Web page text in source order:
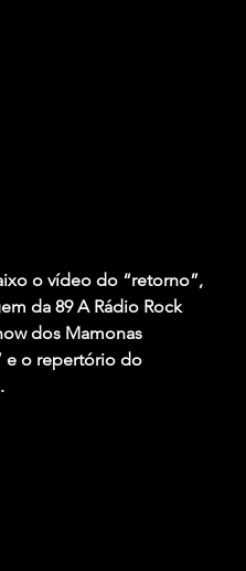
o vídeo do “retorno”,
da 89 A Rádio Rock
dos Mamonas
e o repertório do